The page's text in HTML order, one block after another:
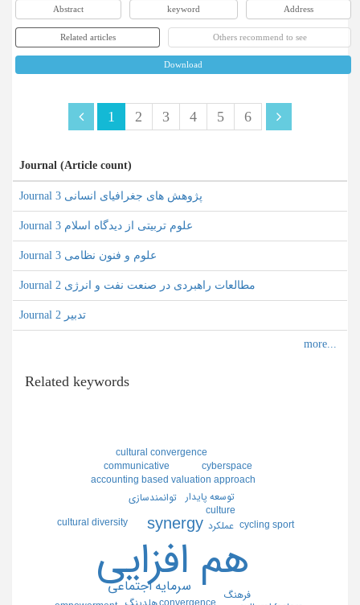
Abstract keyword Address
Related articles Others recommend to see
Download
1 2 3 4 5 6
Journal (Article count)
Journal پژوهش های جغرافیای انسانی 3
Journal علوم تربیتی از دیدگاه اسلام 3
Journal علوم و فنون نظامی 3
Journal مطالعات راهبردی در صنعت نفت و انرژی 2
Journal تدبیر 2
Related keywords
هم افزايي
synergy
سرمايه اجتماعي
culture
توانمندسازي توسعه پايدار
عملكرد
فرهنگ
accounting based valuation approach
communicative
cultural convergence
cultural diversity
cyberspace
cycling sport